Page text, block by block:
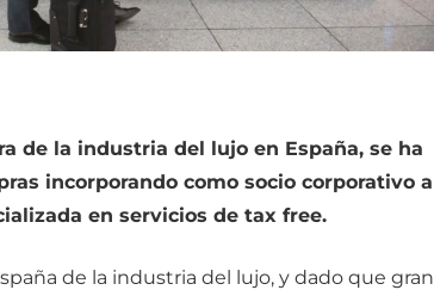
de la industria del lujo en España, se ha
incorporando como socio corporativo a
en servicios de tax free.
de la industria del lujo, y dado que gran